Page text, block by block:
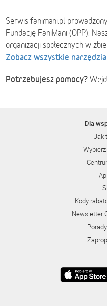
Serwis fanimani.pl
Fundację FaniMani (OPP).
organizacji społecznych w
Zobacz wszystkie narzędzia
Potrzebujesz pomocy?
Dla
Jak
Kody
Newsletter